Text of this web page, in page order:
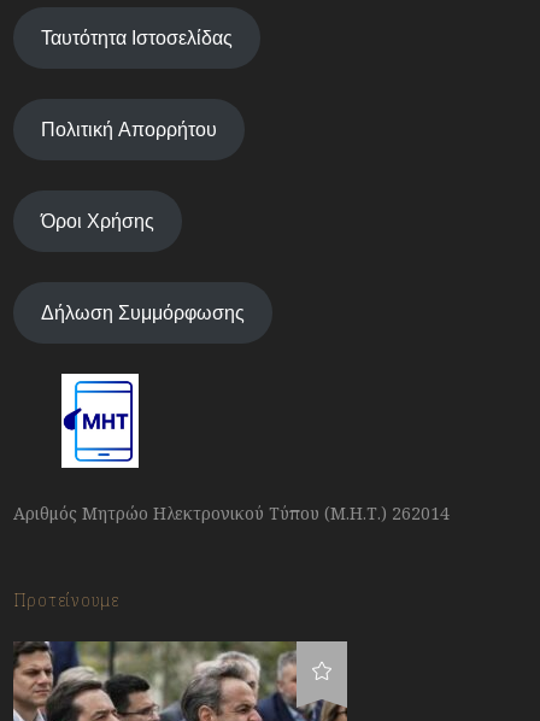
Ταυτότητα Ιστοσελίδας
Πολιτική Απορρήτου
Όροι Χρήσης
Δήλωση Συμμόρφωσης
Αριθμός Μητρώο Ηλεκτρονικού Τύπου (Μ.Η.Τ.) 262014
Προτείνουμε